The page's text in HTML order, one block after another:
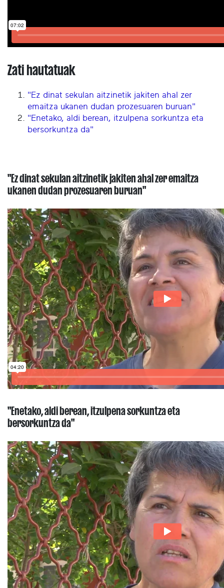
Zati hautatuak
"Ez dinat sekulan aitzinetik jakiten ahal zer
emaitza ukanen dudan prozesuaren buruan"
"Enetako, aldi berean, itzulpena sorkuntza eta
bersorkuntza da"
"Ez dinat sekulan aitzinetik jakiten ahal zer emaitza
ukanen dudan prozesuaren buruan"
"Enetako, aldi berean, itzulpena sorkuntza eta
bersorkuntza da"